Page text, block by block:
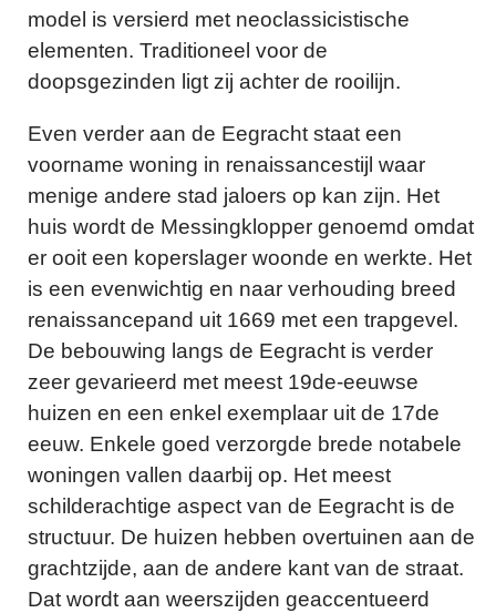
model is versierd met neoclassicistische
elementen. Traditioneel voor de
doopsgezinden ligt zij achter de rooilijn.
Even verder aan de Eegracht staat een
voorname woning in renaissancestijl waar
menige andere stad jaloers op kan zijn. Het
huis wordt de Messingklopper genoemd omdat
er ooit een koperslager woonde en werkte. Het
is een evenwichtig en naar verhouding breed
renaissancepand uit 1669 met een trapgevel.
De bebouwing langs de Eegracht is verder
zeer gevarieerd met meest 19de-eeuwse
huizen en een enkel exemplaar uit de 17de
eeuw. Enkele goed verzorgde brede notabele
woningen vallen daarbij op. Het meest
schilderachtige aspect van de Eegracht is de
structuur. De huizen hebben overtuinen aan de
grachtzijde, aan de andere kant van de straat.
Dat wordt aan weerszijden geaccentueerd